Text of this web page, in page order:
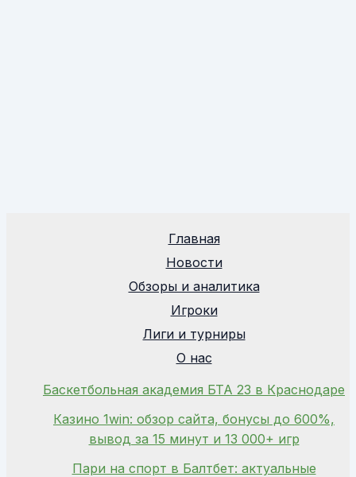
Главная
Новости
Обзоры и аналитика
Игроки
Лиги и турниры
О нас
Баскетбольная академия БТА 23 в Краснодаре
Казино 1win: обзор сайта, бонусы до 600%,
вывод за 15 минут и 13 000+ игр
Пари на спорт в Балтбет: актуальные